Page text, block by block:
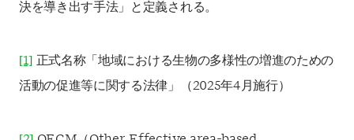
決を導き出す手法」と定義される。
[1] 正式名称「地域における生物の多様性の増進のための
活動の促進等に関する法律」（2025年4月施行）